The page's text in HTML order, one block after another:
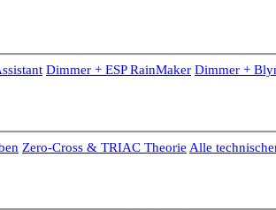
Dimmer + ESP RainMaker Dimmer +
Zero-Cross & TRIAC Theorie Alle